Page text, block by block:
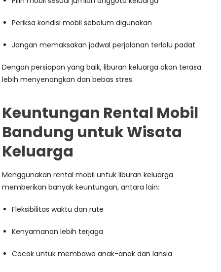
Periksa kondisi mobil sebelum digunakan
Jangan memaksakan jadwal perjalanan terlalu padat
Dengan persiapan yang baik, liburan keluarga akan terasa
lebih menyenangkan dan bebas stres.
Keuntungan Rental Mobil
Bandung untuk Wisata
Keluarga
Menggunakan rental mobil untuk liburan keluarga
memberikan banyak keuntungan, antara lain:
Fleksibilitas waktu dan rute
Kenyamanan lebih terjaga
Cocok untuk membawa anak-anak dan lansia